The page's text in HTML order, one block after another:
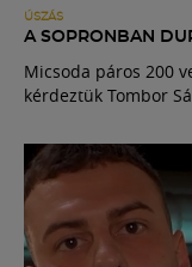
ÚSZÁS
A SOPRONBAN
Micsoda páros 200
kérdeztük Tombor